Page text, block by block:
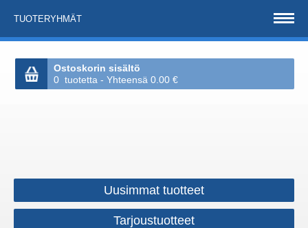
TUOTERYHMÄT
Ostoskorin sisältö
0 tuotetta - Yhteensä 0.00 €
Uusimmat tuotteet
Tarjoustuotteet